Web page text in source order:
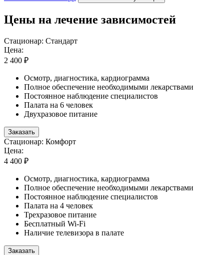
Цены на лечение зависимостей
Стационар: Стандарт
Цена:
2 400 ₽
Осмотр, диагностика, кардиограмма
Полное обеспечение необходимыми лекарствами
Постоянное наблюдение специалистов
Палата на 6 человек
Двухразовое питание
Заказать
Стационар: Комфорт
Цена:
4 400 ₽
Осмотр, диагностика, кардиограмма
Полное обеспечение необходимыми лекарствами
Постоянное наблюдение специалистов
Палата на 4 человек
Трехразовое питание
Бесплатный Wi-Fi
Наличие телевизора в палате
Заказать